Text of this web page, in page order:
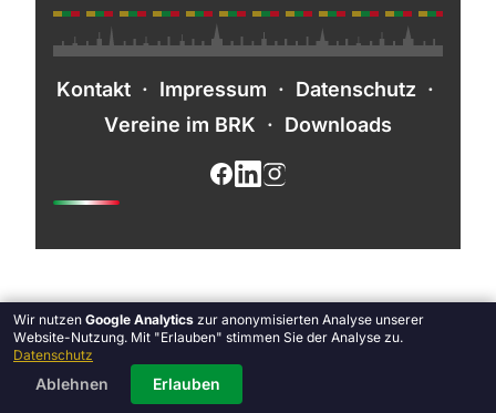
Wir nutzen Google Analytics zur anonymisierten Analyse unserer
Website-Nutzung. Mit "Erlauben" stimmen Sie der Analyse zu.
Datenschutz
Ablehnen Erlauben
Kontakt · Impressum · Datenschutz ·
Vereine im BRK · Downloads